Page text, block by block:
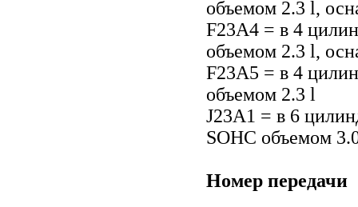
объемом 2.3 l,
F23А4 = в 4
объемом 2.3 l,
F23А5 = в 4
объемом 2.3 l
J23А1 = в 6
SOHC объемом
Номер передачи